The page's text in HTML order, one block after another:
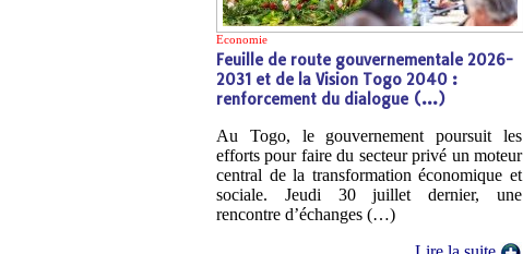
Economie
Feuille de route gouvernementale 2026-
2031 et de la Vision Togo 2040 :
renforcement du dialogue (…)
Au Togo, le gouvernement poursuit les
efforts pour faire du secteur privé un moteur
central de la transformation économique et
sociale. Jeudi 30 juillet dernier, une
rencontre d’échanges (…)